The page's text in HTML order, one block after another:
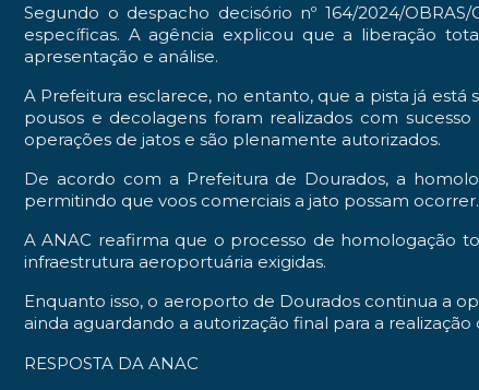
Segundo o despacho decisório nº 164/2024/
específicas. A agência explicou que a liberação
apresentação e análise.
A Prefeitura esclarece, no entanto, que a pista já
pousos e decolagens foram realizados com
operações de jatos e são plenamente autorizados.
De acordo com a Prefeitura de Dourados, a
permitindo que voos comerciais a jato possam ocorrer.
A ANAC reafirma que o processo de homologação
infraestrutura aeroportuária exigidas.
Enquanto isso, o aeroporto de Dourados continua a
ainda aguardando a autorização final para a
RESPOSTA DA ANAC